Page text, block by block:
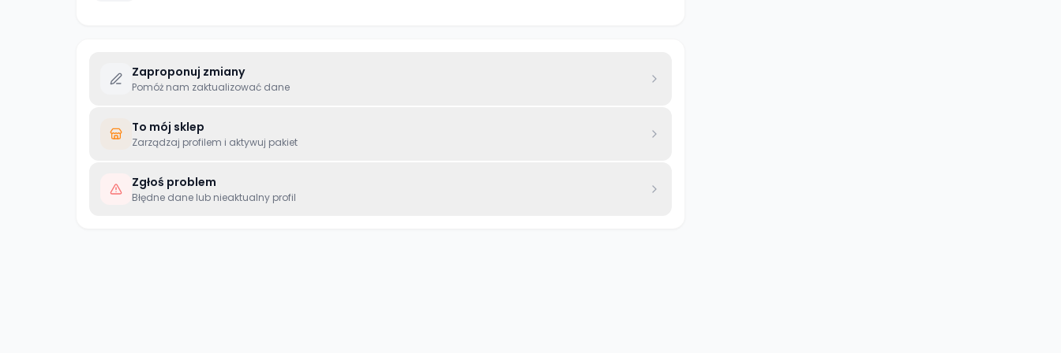
Zaproponuj zmiany
Pomóż nam zaktualizować dane
To mój sklep
Zarządzaj profilem i aktywuj pakiet
Zgłoś problem
Błędne dane lub nieaktualny profil